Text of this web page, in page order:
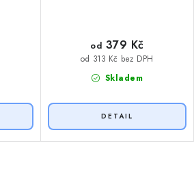
Skladem
od 313 Kč bez DPH
od 379 Kč